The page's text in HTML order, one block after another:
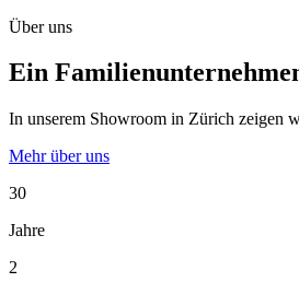
Über uns
Ein
In unserem Showroom in Zürich zeigen
Mehr über uns
30
Jahre
2